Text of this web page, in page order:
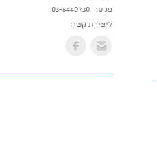
פקס:
03-6440730
ליצירת קשר: